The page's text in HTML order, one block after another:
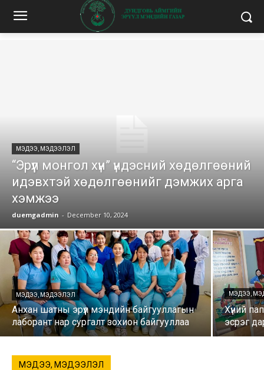
МЭДЭЭ, МЭДЭЭЛЭЛ
“Эрүүл монгол хүн” үндэсний хөдөлгөөний
идэвхтэй хөдөлгөөнийг дэмжих арга
хэмжээ
duemgadmin - December 10, 2024
МЭДЭЭ, МЭДЭЭЛЭЛ
Анхан шатны эрүүл мэндийн байгууллагын
лаборант нар сургалт зохион байгууллаа
МЭДЭЭ,
Хүний
эсрэг
МЭДЭЭ, МЭДЭЭЛЭЛ